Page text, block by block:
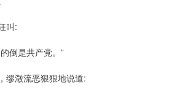
叫:
倒是共产党。”
缪澂流恶狠狠地说道: